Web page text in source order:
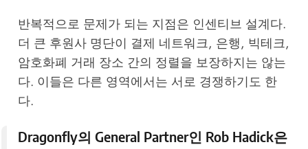
반복적으로 문제가 되는 지점은 인센티브 설계다.
더 큰 후원사 명단이 결제 네트워크, 은행, 빅테크,
암호화폐 거래 장소 간의 정렬을 보장하지는 않는
다. 이들은 다른 영역에서는 서로 경쟁하기도 한
다.
Dragonfly의 General Partner인 Rob Hadick은